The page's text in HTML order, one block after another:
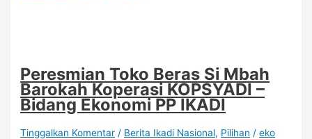
Peresmian Toko Beras Si Mbah
Barokah Koperasi KOPSYADI –
Bidang Ekonomi PP IKADI
Tinggalkan Komentar / Berita Ikadi Nasional, Pilihan /eko